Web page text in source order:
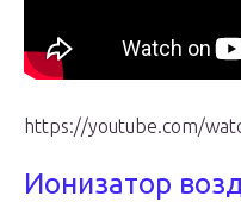
https://youtube.com/
Ионизатор